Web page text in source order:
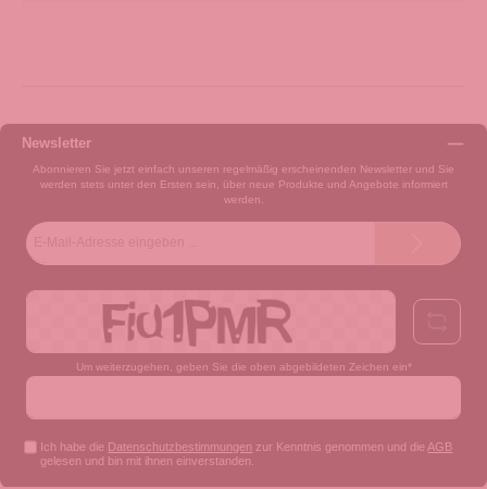
Newsletter
Abonnieren Sie jetzt einfach unseren regelmäßig erscheinenden Newsletter und Sie
werden stets unter den Ersten sein, über neue Produkte und Angebote informiert
werden.
Um weiterzugehen, geben Sie die oben abgebildeten Zeichen ein*
Ich habe die Datenschutzbestimmungen zur Kenntnis genommen und die AGB
gelesen und bin mit ihnen einverstanden.